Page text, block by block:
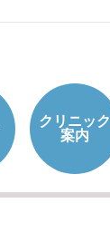
クリニック
案内